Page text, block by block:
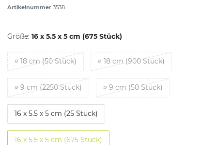
Artikelnummer 3538
Größe: 16 x 5.5 x 5 cm (675 Stück)
∅ 18 cm (50 Stück) ∅ 18 cm (900 Stück)
∅ 9 cm (2250 Stück) ∅ 9 cm (50 Stück)
16 x 5.5 x 5 cm (25 Stück)
16 x 5.5 x 5 cm (675 Stück)